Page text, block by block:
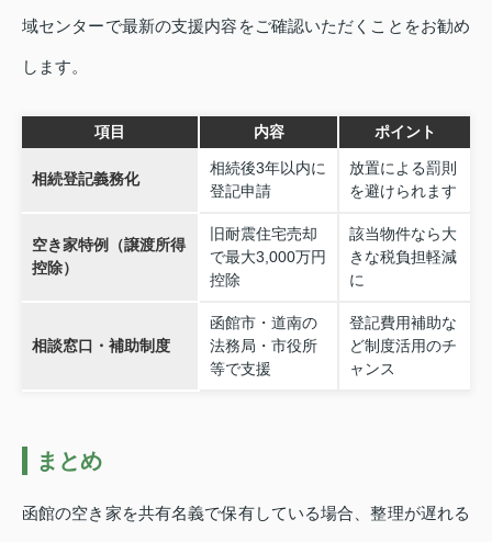
域センターで最新の支援内容をご確認いただくことをお勧め
します。
項目 内容 ポイント
相続登記義務化
相続後3年以内に
登記申請
放置による罰則
を避けられます
空き家特例（譲渡所得
控除）
旧耐震住宅売却
で最大3,000万円
控除
該当物件なら大
きな税負担軽減
に
相談窓口・補助制度
函館市・道南の
法務局・市役所
等で支援
登記費用補助な
ど制度活用のチ
ャンス
まとめ
函館の空き家を共有名義で保有している場合、整理が遅れる